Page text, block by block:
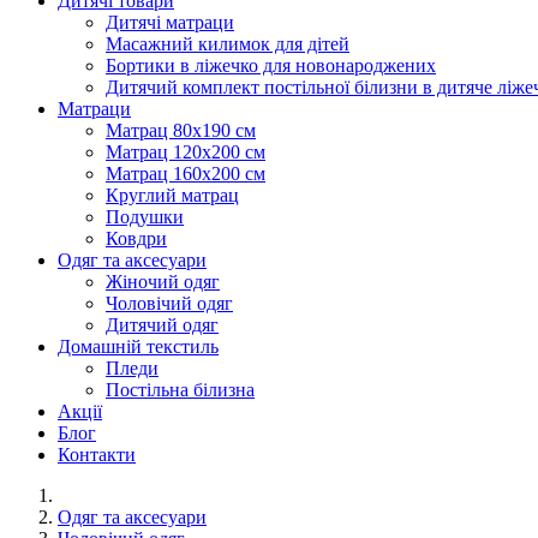
Дитячі матраци
Масажний килимок для дітей
Бортики в ліжечко для новонароджених
Дитячий комплект постільної білизни в дитяче
Матраци
Матрац 80х190 см
Матрац 120х200 см
Матрац 160х200 см
Круглий матрац
Подушки
Ковдри
Одяг та аксесуари
Жіночий одяг
Чоловічий одяг
Дитячий одяг
Домашній текстиль
Пледи
Постільна білизна
Акції
Блог
Контакти
Одяг та аксесуари